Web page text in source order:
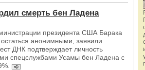
смерть бен Ладена
президента США Барака
анонимными, заявили
ДНК подтверждает личность
спецслужбами Усамы бен Ладена с